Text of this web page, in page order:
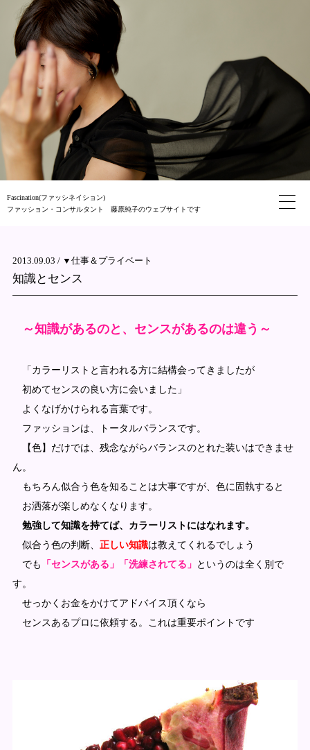
Fascination(ファッシネイション)
ファッション・コンサルタント 藤原純子のウェブサイトです
2013.09.03 / ▼仕事＆プライベート
知識とセンス
～知識があるのと、センスがあるのは違う～
「カラーリストと言われる方に結構会ってきましたが
初めてセンスの良い方に会いました」
よくなげかけられる言葉です。
ファッションは、トータルバランスです。
【色】だけでは、残念ながらバランスのとれた装いはできませ
ん。
もちろん似合う色を知ることは大事ですが、色に固執すると
お洒落が楽しめなくなります。
勉強して知識を持てば、カラーリストにはなれます。
似合う色の判断、 正しい知識は教えてくれるでしょう
でも
「センスがある」「洗練されてる」 というのは全く別で
す。
せっかくお金をかけてアドバイス頂くなら
センスあるプロに依頼する。これは重要ポイントです